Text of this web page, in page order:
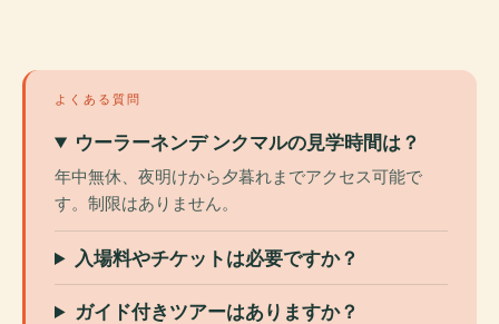
よくある質問
ウーラーネンデ ンクマルの見学時間は？
年中無休、夜明けから夕暮れまでアクセス可能で
す。制限はありません。
入場料やチケットは必要ですか？
ガイド付きツアーはありますか？